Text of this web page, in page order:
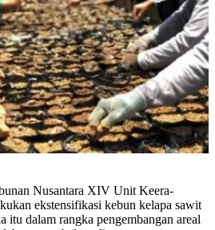
Nusantara XIV Unit Keera-
ekstensifikasi kebun kelapa sawit
itu dalam rangka pengembangan areal